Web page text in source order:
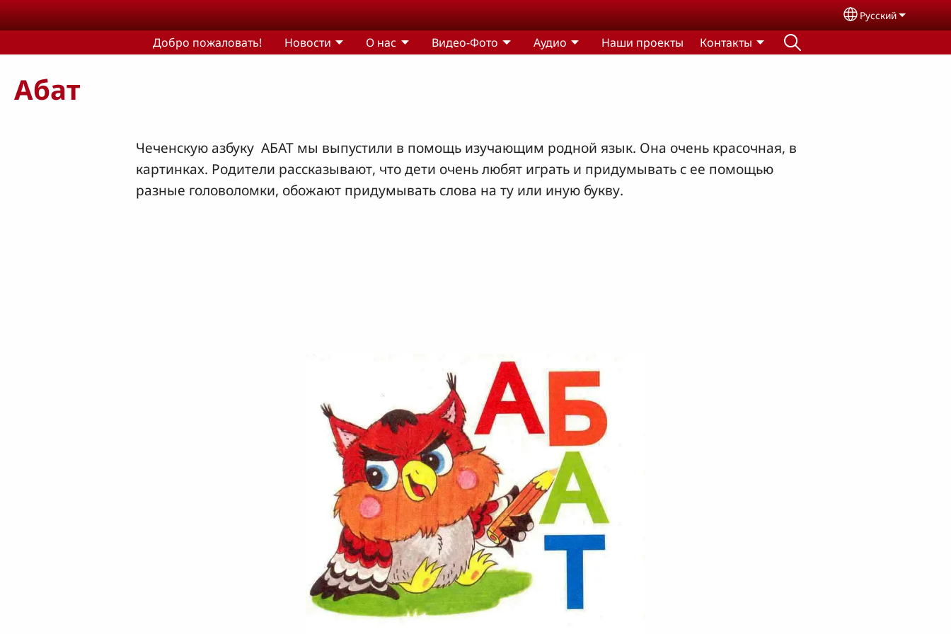
Skip to main content Select your
Русский
Добро пожаловать! Новости О нас Видео-Фото Аудио Наши проекты Контакты
Абат
Чеченскую азбуку АБАТ мы выпустили в помощь изучающим родной язык. Она очень красочная, в
картинках. Родители рассказывают, что дети очень любят играть и придумывать с ее помощью
разные головоломки, обожают придумывать слова на ту или иную букву.